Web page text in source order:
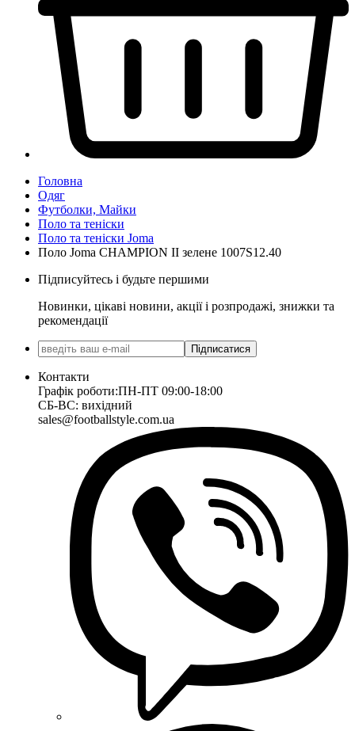
Головна
Одяг
Футболки, Майки
Поло та теніски
Поло та теніски Joma
Поло Joma CHAMPION II зелене 1007S12.40
Підписуйтесь і будьте першими
Новинки, цікаві новини, акції і розпродажі, знижки та
рекомендації
Підписатися
Контакти
Графік роботи:ПН-ПТ 09:00-18:00
СБ-ВС: вихідний
sales@footballstyle.com.ua